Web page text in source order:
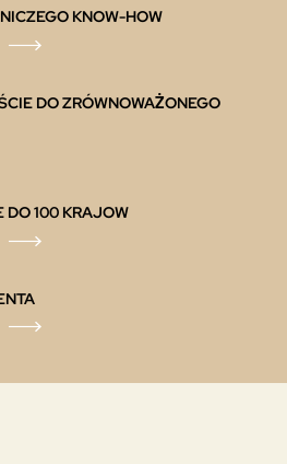
KNOW-HOW
DO ZRÓWNOWAŻONEGO
DO 100 KRAJOW